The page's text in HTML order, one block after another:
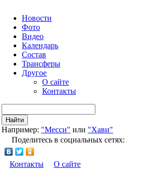
Новости
Фото
Видео
Календарь
Состав
Трансферы
Другое
О сайте
Контакты
Найти
Например: "Месси" или "Хави"
Поделитесь в социальных сетях:
Контакты О сайте